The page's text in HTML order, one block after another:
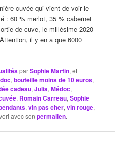
cuvée qui vient de voir le
: 60 % merlot, 35 % cabernet
de cuve, le millésime 2020
il y en a que 6000
parSophie Martin, et
,bouteille moins de 10 euros,
cadeau,Julia,Médoc,
, Romain Carreau,Sophie
,vin pas cher,vin rouge,
avec sonpermalien.